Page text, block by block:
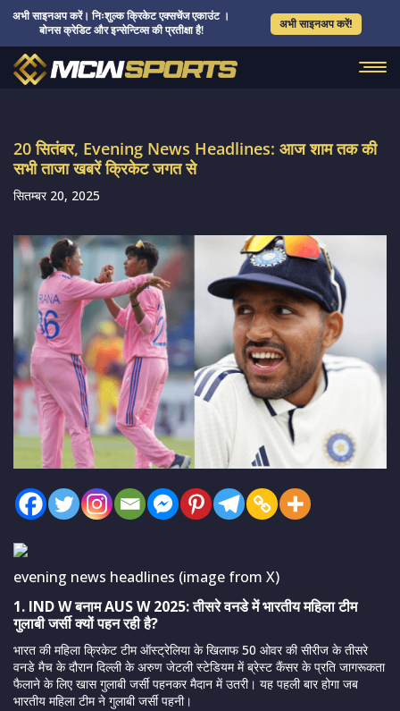
अभी साइनअप करें। निःशुल्क क्रिकेट एक्सचेंज एकाउंट ।
बोनस क्रेडिट और इन्सेन्टिव्स की प्रतीक्षा है!
अभी साइनअप करें!
20 सितंबर, Evening News Headlines: आज शाम तक की
सभी ताजा खबरें क्रिकेट जगत से
सितम्बर 20, 2025
evening news headlines (image from X)
1. IND W बनाम AUS W 2025: तीसरे वनडे में भारतीय महिला टीम
गुलाबी जर्सी क्यों पहन रही है?
भारत की महिला क्रिकेट टीम ऑस्ट्रेलिया के खिलाफ 50 ओवर की सीरीज के तीसरे
वनडे मैच के दौरान दिल्ली के अरुण जेटली स्टेडियम में ब्रेस्ट कैंसर के प्रति जागरूकता
फैलाने के लिए खास गुलाबी जर्सी पहनकर मैदान में उतरी। यह पहली बार होगा जब
भारतीय महिला टीम ने गुलाबी जर्सी पहनी।